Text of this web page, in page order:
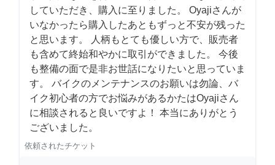
していただき、購入に至りました。 Oyajiさんが
いなかったら購入したあともずっと不安が残った
と思います。 人柄もとても優しい方で、販売者
も含めて終始和やかに取引ができました。 今後
も整備の面で是非お世話になりたいと思っていま
す。 バイクのメンテナンスのお願いは勿論、バ
イク初心者の方でお悩みがあるかたはOyajiさん
に相談されると良いですよ！ 本当にありがとう
ございました。
依頼されたチケット